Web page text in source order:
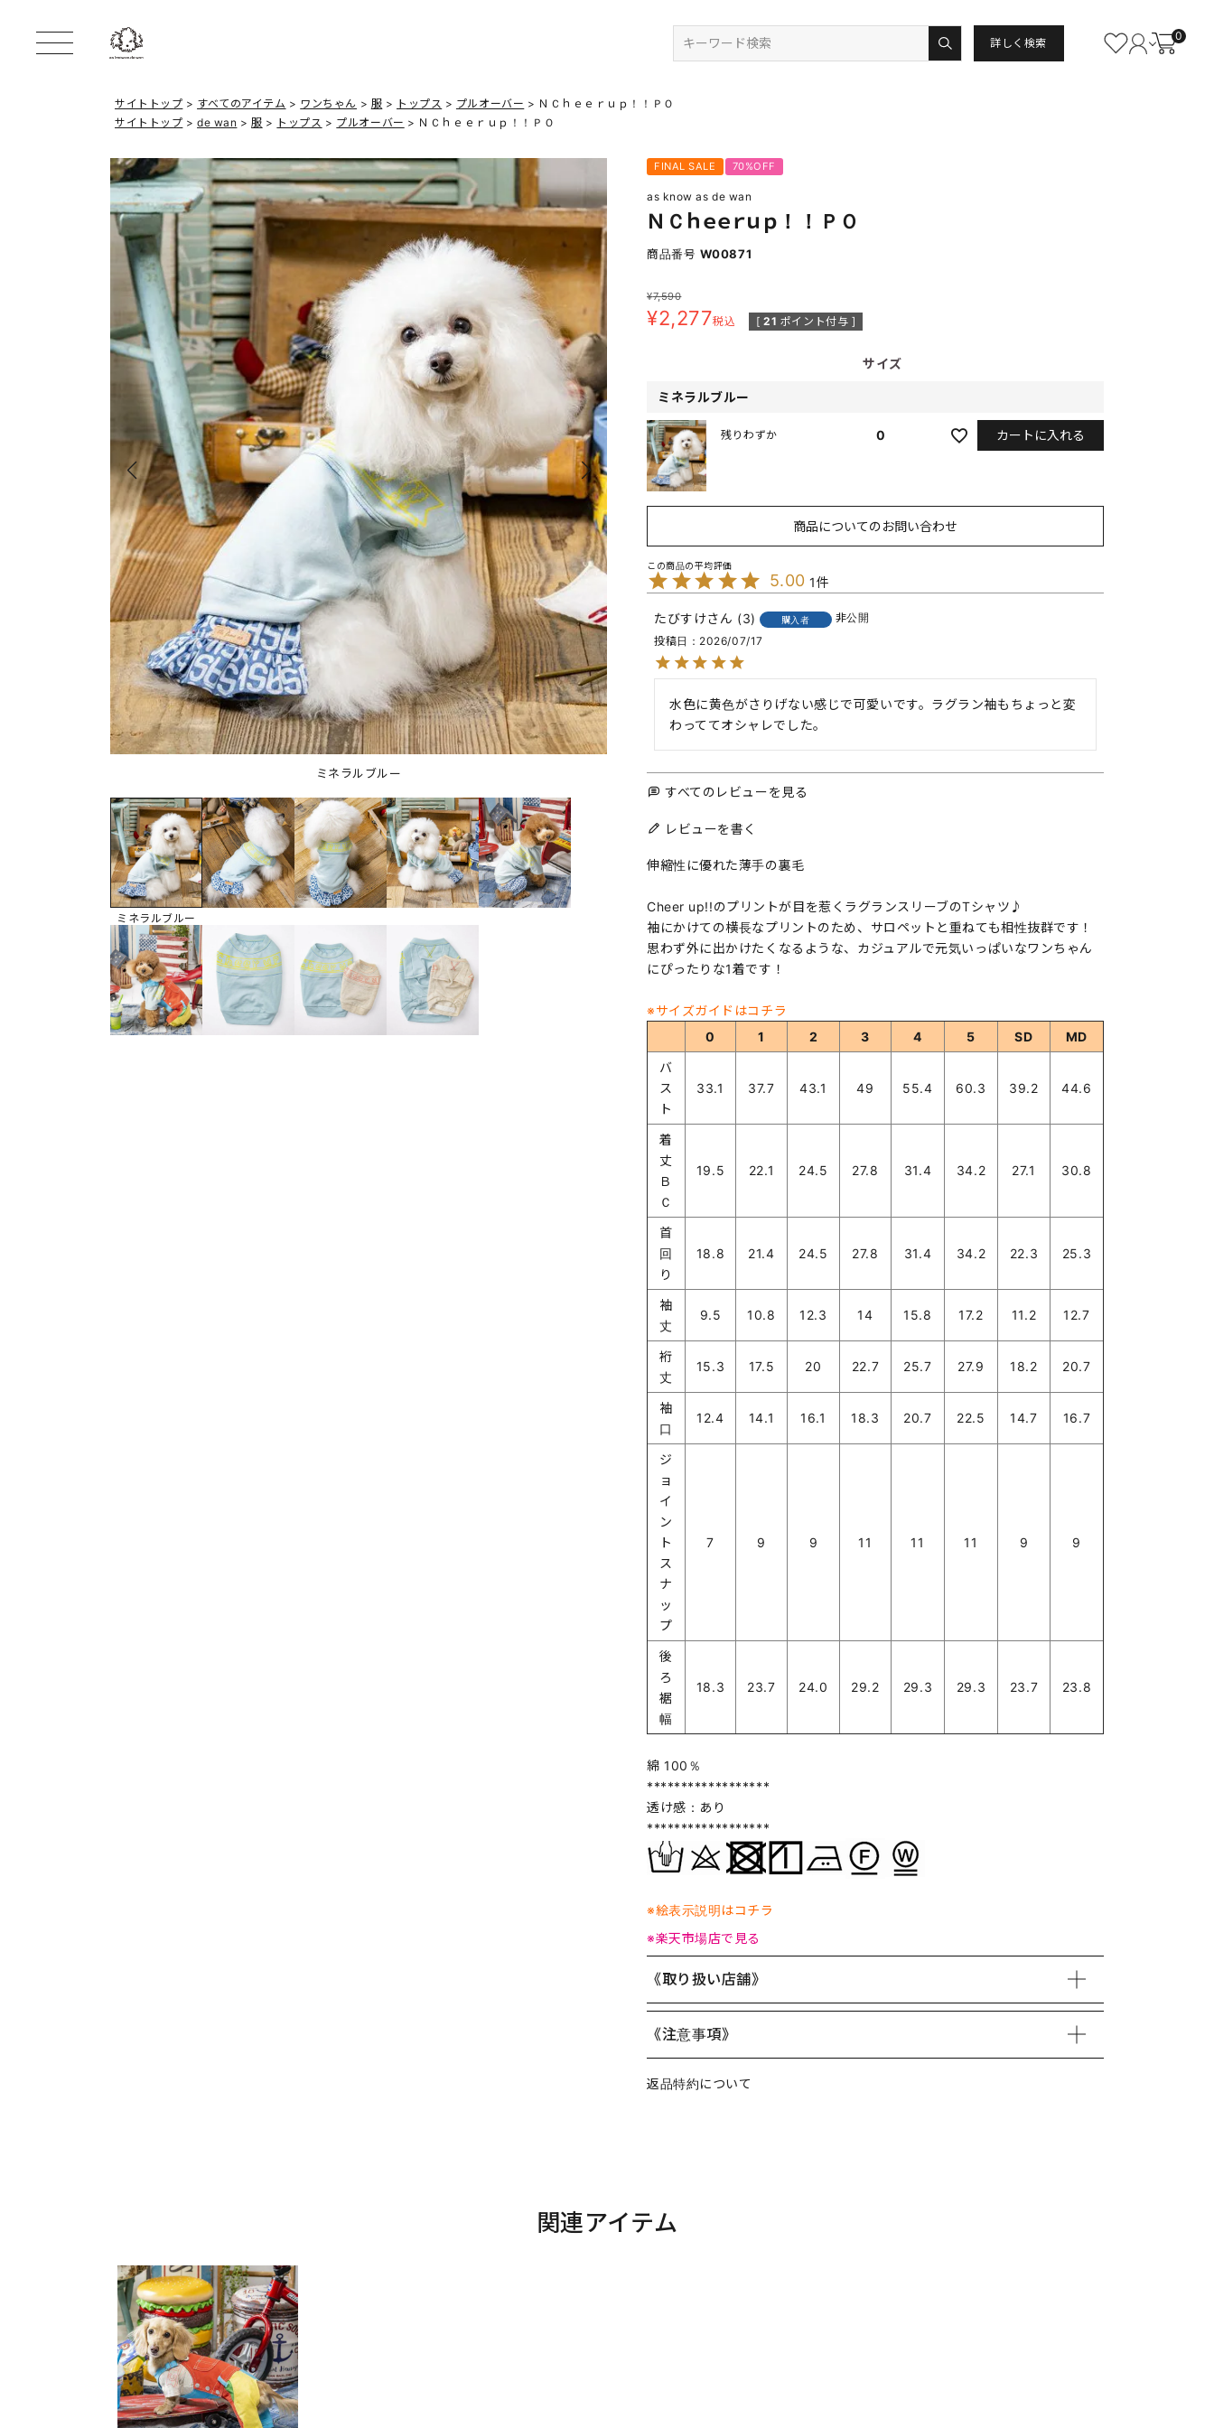
詳しく検索
0
サイトトップ すべてのアイテム ワンちゃん 服 トップス プルオーバー
ＮＣｈｅｅｒｕｐ！！ＰＯ
サイトトップ
de wan 服 トップス プルオーバー ＮＣｈｅｅｒｕｐ！！ＰＯ
ミネラルブルー
ミネラルブルー
FINAL SALE 70%OFF
as know as de wan
ＮＣｈｅｅｒｕｐ！！ＰＯ
商品番号 W00871
¥7,590
¥2,277税込 [ 21 ポイント付与 ]
サイズ
ミネラルブルー
0
残りわずか カートに入れる
商品についてのお問い合わせ
5.00 1
たびすけ 3 購入者
非公開
投稿日
2026/07/17
水色に黄色がさりげない感じで可愛いです。ラグラン袖もちょっと変
わっててオシャレでした。
すべてのレビューを見る
レビューを書く
伸縮性に優れた薄手の裏毛
Cheer up!!のプリントが目を惹くラグランスリーブのTシャツ♪
袖にかけての横長なプリントのため、サロペットと重ねても相性抜群です！
思わず外に出かけたくなるような、カジュアルで元気いっぱいなワンちゃん
にぴったりな1着です！
※サイズガイドはコチラ
0
1 2 3 4 5 SD
MD
バ
ス
ト
33.1 37.7 43.1 49 55.4 60.3 39.2 44.6
着
丈
Ｂ
Ｃ
19.5 22.1 24.5 27.8 31.4 34.2 27.1 30.8
首
回
り
18.8 21.4 24.5 27.8 31.4 34.2 22.3 25.3
袖
丈
9.5 10.8 12.3 14 15.8 17.2 11.2 12.7
裄
丈
15.3 17.5 20 22.7 25.7 27.9 18.2 20.7
袖
口
12.4 14.1 16.1 18.3 20.7 22.5 14.7 16.7
ジ
ョ
イ
ン
ト
ス
ナ
ッ
プ
7 9 9 11 11 11 9 9
後
ろ
裾
幅
18.3 23.7 24.0 29.2 29.3 29.3 23.7 23.8
綿 100％
******************
透け感：あり
******************
※絵表示説明はコチラ
※楽天市場店で見る
《取り扱い店舗》
《注意事項》
返品特約について
関連アイテム